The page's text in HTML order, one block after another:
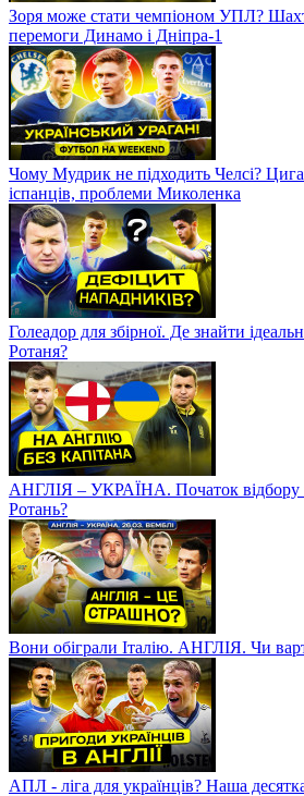
Зоря може стати чемпіоном УПЛ?
перемоги Динамо і Дніпра-1
Чому Мудрик не підходить Челсі?
іспанців, проблеми Миколенка
Голеадор для збірної. Де знайти
Ротаня?
АНГЛІЯ – УКРАЇНА. Початок відбору
Ротань?
Вони обіграли Італію. АНГЛІЯ. Чи
АПЛ - ліга для українців? Наша